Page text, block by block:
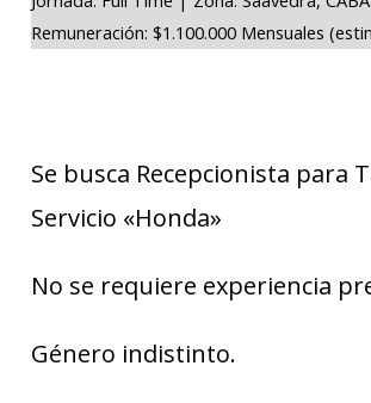
Remuneración: $1.100.000 Mensuales
Se busca Recepcionista para
Servicio «Honda»
No se requiere experiencia
Género indistinto.